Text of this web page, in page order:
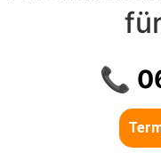
📞